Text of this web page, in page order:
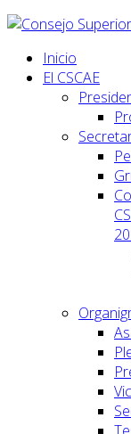
Inicio
El CSCAE